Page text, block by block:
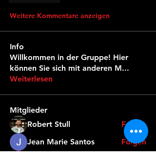
Weitere Kommentare anzeigen
Info
Willkommen in der Gruppe! Hier
können Sie sich mit anderen M...
Weiterlesen
Mitglieder
Robert Stull
Folgen
Jean Marie Santos
Folgen